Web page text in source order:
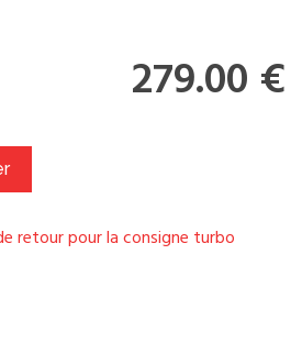
279.00 €
retour pour la consigne turbo